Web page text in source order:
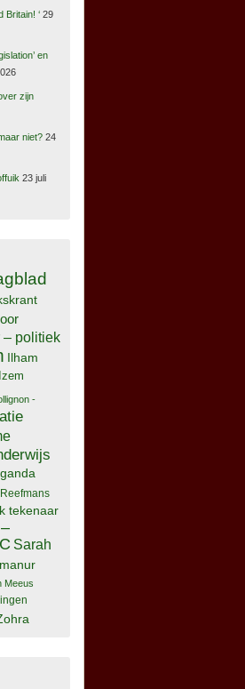
Britain! ‘ 29
en
zijn
niet? 24
23 juli
– politiek
Ilham
-
tekenaar
Sarah
Meeus